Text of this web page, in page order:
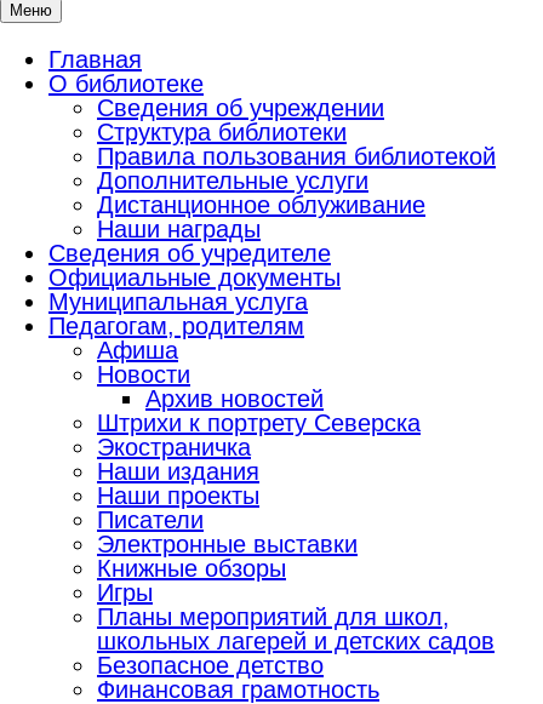
Меню
Главная
О библиотеке
Сведения об учреждении
Структура библиотеки
Правила пользования библиотекой
Дополнительные услуги
Дистанционное облуживание
Наши награды
Сведения об учредителе
Официальные документы
Муниципальная услуга
Педагогам, родителям
Афиша
Новости
Архив новостей
Штрихи к портрету Северска
Экостраничка
Наши издания
Наши проекты
Писатели
Электронные выставки
Книжные обзоры
Игры
Планы мероприятий для школ,
школьных лагерей и детских садов
Безопасное детство
Финансовая грамотность